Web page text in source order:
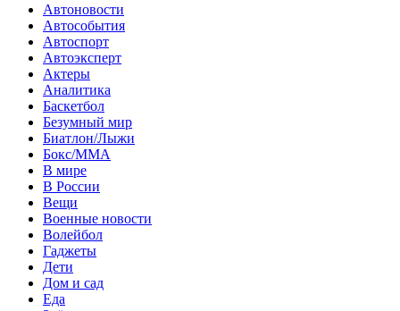
Автоновости
Автособытия
Автоспорт
Автоэксперт
Актеры
Аналитика
Баскетбол
Безумный мир
Биатлон/Лыжи
Бокс/MMA
В мире
В России
Вещи
Военные новости
Волейбол
Гаджеты
Дети
Дом и сад
Еда